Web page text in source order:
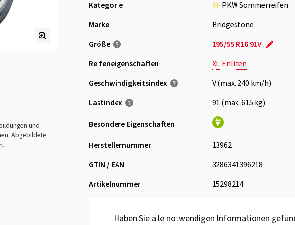
und
Abgebildete
Kategorie
PKW Sommerreifen
Marke
Bridgestone
Größe
195/55 R16 91V
Reifeneigenschaften
XL Enliten
Geschwindigkeits­index
V (max. 240 km/h)
Lastindex
91 (max. 615 kg)
Besondere Eigenschaften
Herstellernummer
13962
GTIN / EAN
3286341396218
Artikelnummer
15298214
Haben Sie alle notwendigen Informationen